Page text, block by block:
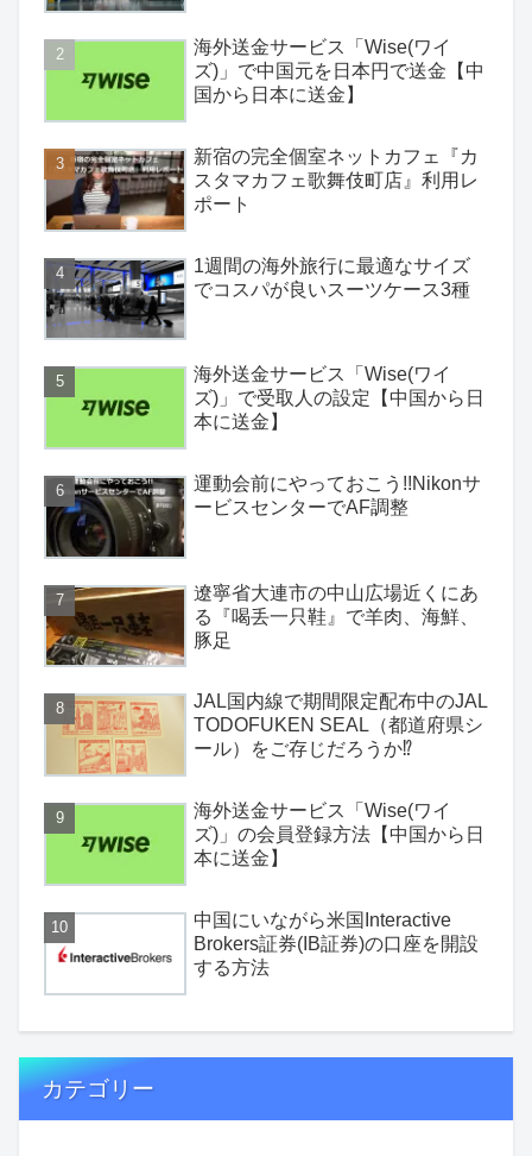
海外送金サービス「Wise(ワイ
ズ)」で中国元を日本円で送金【中
国から日本に送金】
新宿の完全個室ネットカフェ『カ
スタマカフェ歌舞伎町店』利用レ
ポート
1週間の海外旅行に最適なサイズ
でコスパが良いスーツケース3種
海外送金サービス「Wise(ワイ
ズ)」で受取人の設定【中国から日
本に送金】
運動会前にやっておこう!!Nikonサ
ービスセンターでAF調整
遼寧省大連市の中山広場近くにあ
る『喝丢一只鞋』で羊肉、海鮮、
豚足
JAL国内線で期間限定配布中のJAL
TODOFUKEN SEAL（都道府県シ
ール）をご存じだろうか⁉
海外送金サービス「Wise(ワイ
ズ)」の会員登録方法【中国から日
本に送金】
中国にいながら米国Interactive
Brokers証券(IB証券)の口座を開設
する方法
カテゴリー